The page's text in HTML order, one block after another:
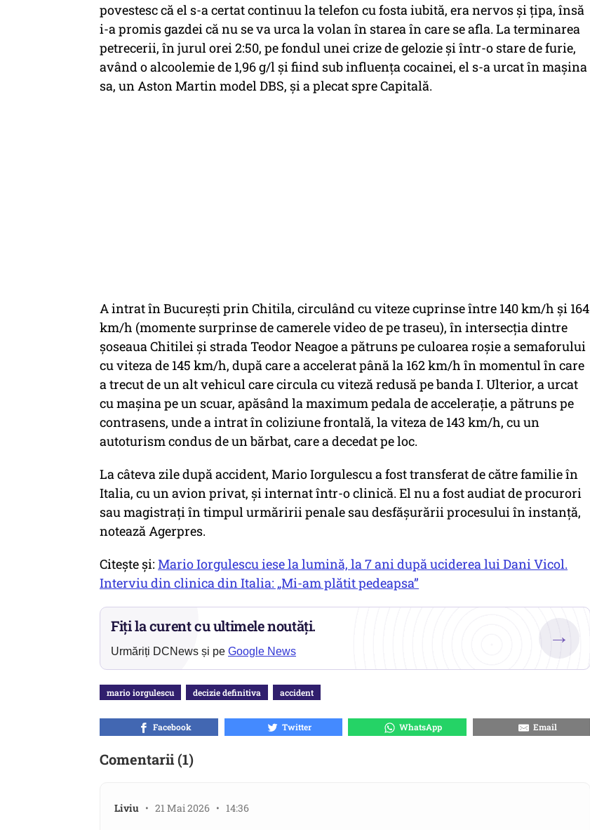
povestesc că el s-a certat continuu la telefon cu fosta iubită, era nervos şi ţipa, însă
i-a promis gazdei că nu se va urca la volan în starea în care se afla. La terminarea
petrecerii, în jurul orei 2:50, pe fondul unei crize de gelozie şi într-o stare de furie,
având o alcoolemie de 1,96 g/l şi fiind sub influenţa cocainei, el s-a urcat în maşina
sa, un Aston Martin model DBS, şi a plecat spre Capitală.
A intrat în Bucureşti prin Chitila, circulând cu viteze cuprinse între 140 km/h şi 164
km/h (momente surprinse de camerele video de pe traseu), în intersecţia dintre
şoseaua Chitilei şi strada Teodor Neagoe a pătruns pe culoarea roşie a semaforului
cu viteza de 145 km/h, după care a accelerat până la 162 km/h în momentul în care
a trecut de un alt vehicul care circula cu viteză redusă pe banda I. Ulterior, a urcat
cu maşina pe un scuar, apăsând la maximum pedala de acceleraţie, a pătruns pe
contrasens, unde a intrat în coliziune frontală, la viteza de 143 km/h, cu un
autoturism condus de un bărbat, care a decedat pe loc.
La câteva zile după accident, Mario Iorgulescu a fost transferat de către familie în
Italia, cu un avion privat, şi internat într-o clinică. El nu a fost audiat de procurori
sau magistraţi în timpul urmăririi penale sau desfăşurării procesului în instanţă,
notează Agerpres.
Citește și: Mario Iorgulescu iese la lumină, la 7 ani după uciderea lui Dani Vicol.
Interviu din clinica din Italia: „Mi-am plătit pedeapsa”
Fiți la curent cu ultimele noutăți.
Urmăriți DCNews și pe Google News
→
mario iorgulescu decizie definitiva accident
Facebook Twitter WhatsApp Email
Comentarii (1)
Liviu • 21 Mai 2026 • 14:36